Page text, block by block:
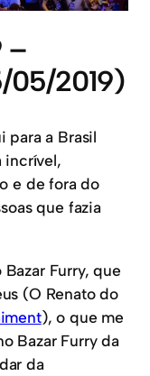
–
2019)
para a Brasil
incrível,
e de fora do
que fazia
Furry, que
(O Renato do
), o que me
Bazar Furry da
da